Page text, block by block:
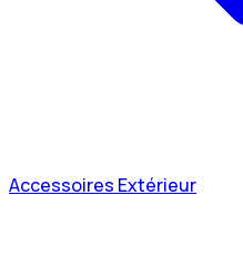
Accessoires Extérieur